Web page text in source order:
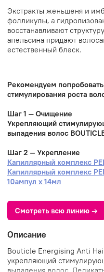
Экстракты женьшеня и
фолликулы, а
восстанавливают
апельсина придают
естественный блеск.
Рекомендуем
стимулирования роста
Шаг 1 — Очищение
Укрепляющий
выпадения волос
Шаг 2 — Укрепление
Капиллярный комплекс
Капиллярный комплекс
10ампул х 14мл
Смотреть всю линию →
Описание
Bouticle Energising Anti
укрепляющий
выпадения волос.